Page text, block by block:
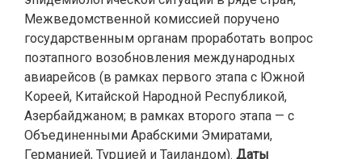
Межведомственной комиссией поручено
государственным органам проработать вопрос
поэтапного возобновления международных
авиарейсов (в рамках первого этапа с Южной
Кореей, Китайской Народной Республикой,
Азербайджаном; в рамках второго этапа — с
Объединенными Арабскими Эмиратами,
Германией, Турцией и Таиландом). Даты